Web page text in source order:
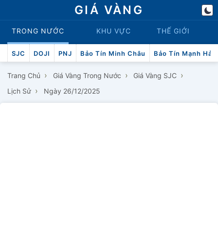
GIÁ VÀNG
TRONG NƯỚC KHU VỰC THẾ GIỚI
SJC DOJI PNJ Bảo Tín Minh Châu Bảo Tín Mạnh Hải
Trang Chủ › Giá Vàng Trong Nước › Giá Vàng SJC ›
Lịch Sử › Ngày 26/12/2025